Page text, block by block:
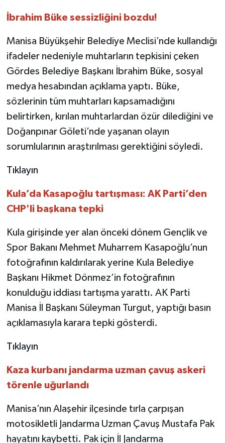
İbrahim Büke sessizliğini bozdu!
Manisa Büyükşehir Belediye Meclisi’nde kullandığı
ifadeler nedeniyle muhtarların tepkisini çeken
Gördes Belediye Başkanı İbrahim Büke, sosyal
medya hesabından açıklama yaptı. Büke,
sözlerinin tüm muhtarları kapsamadığını
belirtirken, kırılan muhtarlardan özür dilediğini ve
Doğanpınar Göleti’nde yaşanan olayın
sorumlularının araştırılması gerektiğini söyledi.
Tıklayın
Kula’da Kasapoğlu tartışması: AK Parti’den
CHP'li başkana tepki
Kula girişinde yer alan önceki dönem Gençlik ve
Spor Bakanı Mehmet Muharrem Kasapoğlu’nun
fotoğrafının kaldırılarak yerine Kula Belediye
Başkanı Hikmet Dönmez’in fotoğrafının
konulduğu iddiası tartışma yarattı. AK Parti
Manisa İl Başkanı Süleyman Turgut, yaptığı basın
açıklamasıyla karara tepki gösterdi.
Tıklayın
Kaza kurbanı jandarma uzman çavuş askeri
törenle uğurlandı
Manisa’nın Alaşehir ilçesinde tırla çarpışan
motosikletli Jandarma Uzman Çavuş Mustafa Pak
hayatını kaybetti. Pak için İl Jandarma